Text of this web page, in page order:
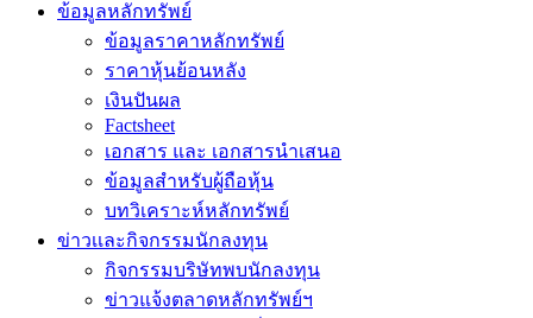
ข้อมูลหลักทรัพย์
ข้อมูลราคาหลักทรัพย์
ราคาหุ้นย้อนหลัง
เงินปันผล
Factsheet
เอกสาร และ เอกสารนำเสนอ
ข้อมูลสำหรับผู้ถือหุ้น
บทวิเคราะห์หลักทรัพย์
ข่าวเเละกิจกรรมนักลงทุน
กิจกรรมบริษัทพบนักลงทุน
ข่าวแจ้งตลาดหลักทรัพย์ฯ